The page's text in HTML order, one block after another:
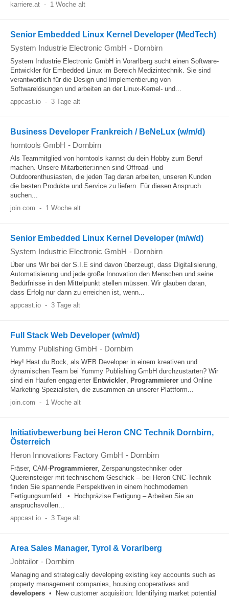
karriere.at - 1 Woche alt
Senior Embedded Linux Kernel Developer (MedTech)
System Industrie Electronic GmbH - Dornbirn
System Industrie Electronic GmbH in Vorarlberg sucht einen Software-
Entwickler für Embedded Linux im Bereich Medizintechnik. Sie sind
verantwortlich für die Design und Implementierung von
Softwarelösungen und arbeiten an der Linux-Kernel- und...
appcast.io - 3 Tage alt
Business Developer Frankreich / BeNeLux (w/m/d)
horntools GmbH - Dornbirn
Als Teammitglied von horntools kannst du dein Hobby zum Beruf
machen. Unsere Mitarbeiter:innen sind Offroad- und
Outdoorenthusiasten, die jeden Tag daran arbeiten, unseren Kunden
die besten Produkte und Service zu liefern. Für diesen Anspruch
suchen...
join.com - 1 Woche alt
Senior Embedded Linux Kernel Developer (m/w/d)
System Industrie Electronic GmbH - Dornbirn
Über uns Wir bei der S.I.E sind davon überzeugt, dass Digitalisierung,
Automatisierung und jede große Innovation den Menschen und seine
Bedürfnisse in den Mittelpunkt stellen müssen. Wir glauben daran,
dass Erfolg nur dann zu erreichen ist, wenn...
appcast.io - 3 Tage alt
Full Stack Web Developer (w/m/d)
Yummy Publishing GmbH - Dornbirn
Hey! Hast du Bock, als WEB Developer in einem kreativen und
dynamischen Team bei Yummy Publishing GmbH durchzustarten? Wir
sind ein Haufen engagierter Entwickler, Programmierer und Online
Marketing Spezialisten, die zusammen an unserer Plattform...
join.com - 1 Woche alt
Initiativbewerbung bei Heron CNC Technik Dornbirn,
Österreich
Heron Innovations Factory GmbH - Dornbirn
Fräser, CAM-Programmierer, Zerspanungstechniker oder
Quereinsteiger mit technischem Geschick – bei Heron CNC-Technik
finden Sie spannende Perspektiven in einem hochmodernen
Fertigungsumfeld. • Hochpräzise Fertigung – Arbeiten Sie an
anspruchsvollen...
appcast.io - 3 Tage alt
Area Sales Manager, Tyrol & Vorarlberg
Jobtailor - Dornbirn
Managing and strategically developing existing key accounts such as
property management companies, housing cooperatives and
developers • New customer acquisition: Identifying market potential